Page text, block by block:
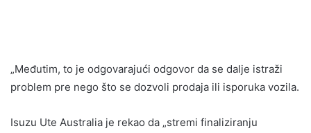
„Međutim, to je odgovarajući odgovor da se dalje istraži
problem pre nego što se dozvoli prodaja ili isporuka vozila.
Isuzu Ute Australia je rekao da „stremi finaliziranju